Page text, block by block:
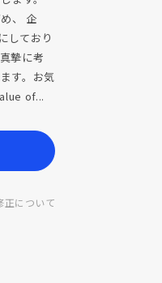
、 企
しており
摯に考
す。お気
of...
正について